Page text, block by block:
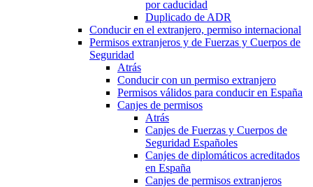
por caducidad
Duplicado de ADR
Conducir en el extranjero, permiso internacional
Permisos extranjeros y de Fuerzas y Cuerpos de
Seguridad
Atrás
Conducir con un permiso extranjero
Permisos válidos para conducir en España
Canjes de permisos
Atrás
Canjes de Fuerzas y Cuerpos de
Seguridad Españoles
Canjes de diplomáticos acreditados
en España
Canjes de permisos extranjeros